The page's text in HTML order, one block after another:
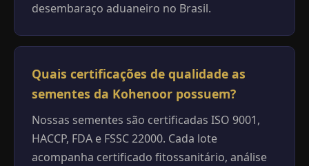
desembaraço aduaneiro no Brasil.
Quais certificações de qualidade as
sementes da Kohenoor possuem?
Nossas sementes são certificadas ISO 9001,
HACCP, FDA e FSSC 22000. Cada lote
acompanha certificado fitossanitário, análise